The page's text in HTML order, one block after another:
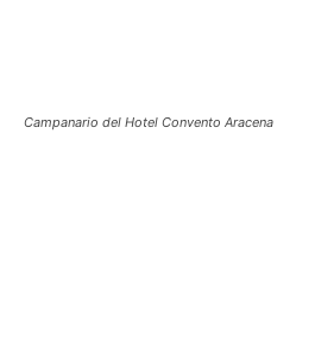
Campanario del Hotel Convento Aracena